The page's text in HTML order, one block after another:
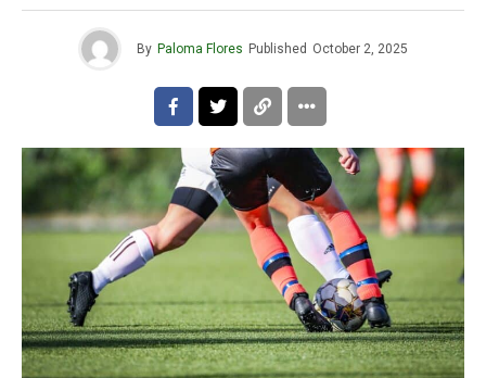
By Paloma Flores Published October 2, 2025